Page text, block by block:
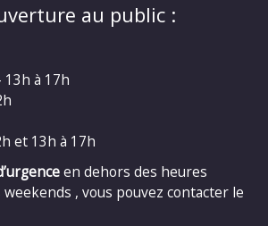
au public :
13h à 17h
et 13h à 17h
en dehors des heures
, vous pouvez contacter le